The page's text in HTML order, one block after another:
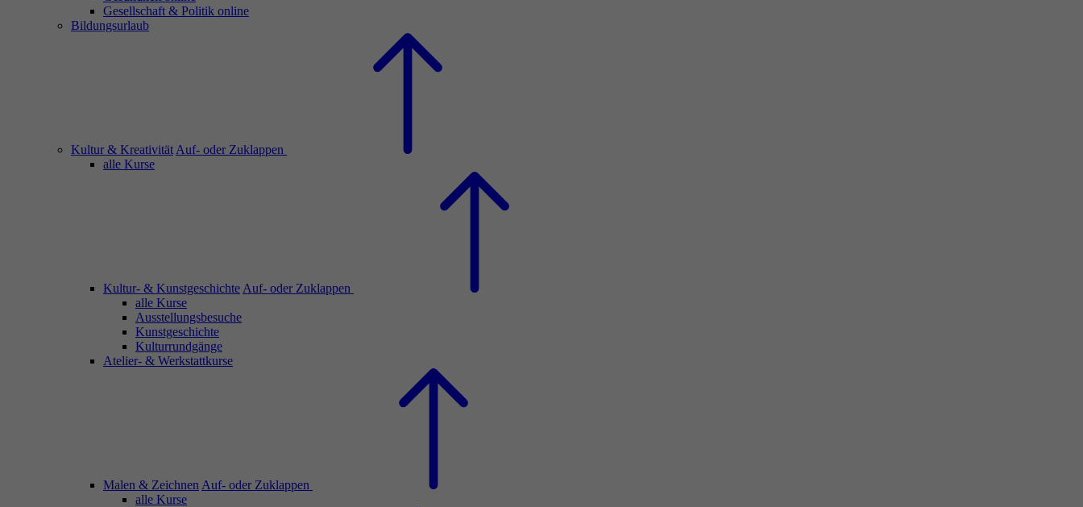
Gesellschaft & Politik online
Bildungsurlaub
Kultur & Kreativität Auf- oder Zuklappen
alle Kurse
Kultur- & Kunstgeschichte Auf- oder Zuklappen
alle Kurse
Ausstellungsbesuche
Kunstgeschichte
Kulturrundgänge
Atelier- & Werkstattkurse
Malen & Zeichnen Auf- oder Zuklappen
alle Kurse